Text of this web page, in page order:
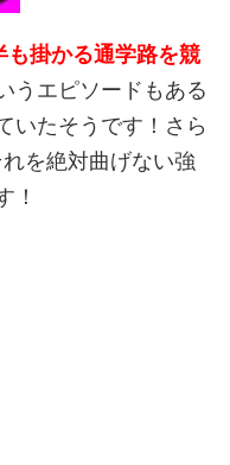
掛かる通学路を競
うエピソードもある
いたそうです！さら
を絶対曲げない強
！